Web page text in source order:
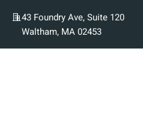
43 Foundry Ave, Suite 120
Waltham, MA 02453